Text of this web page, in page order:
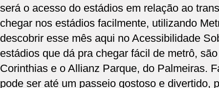
será o acesso do estádios em relação ao
chegar nos estádios facilmente, utilizando
descobrir esse mês aqui no Acessibilidade
estádios que dá pra chegar fácil de metrô,
Corinthias e o Allianz Parque, do Palmeiras.
pode ser até um passeio gostoso e divertido,